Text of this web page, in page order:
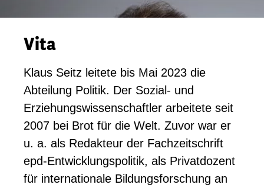
Vita
Klaus Seitz leitete bis Mai 2023 die
Abteilung Politik. Der Sozial- und
Erziehungswissenschaftler arbeitete seit
2007 bei Brot für die Welt. Zuvor war er
u. a. als Redakteur der Fachzeitschrift
epd-Entwicklungspolitik, als Privatdozent
für internationale Bildungsforschung an